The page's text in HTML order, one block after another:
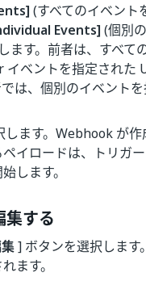
(すべてのイベント
Events] (個別
ます。前者は、すべて
ベントを指定された
は、個別のイベント
します。Webhook が作
イロードは、トリガ
します。
する
] ボタンを選択します
ます。